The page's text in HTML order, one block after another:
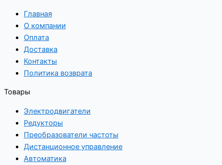
Главная
О компании
Оплата
Доставка
Контакты
Политика возврата
Товары
Электродвигатели
Редукторы
Преобразователи частоты
Дистанционное управление
Автоматика